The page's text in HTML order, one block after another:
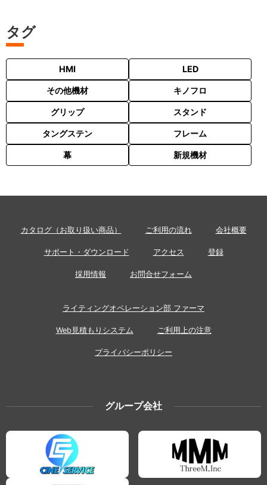
タグ
HMI LED
その他機材 キノフロ
グリップ スタンド
タングステン フレーム
幕 新規機材
カタログ（お取り扱い商品） ご利用の流れ 会社概要
サポート・ダウンロード アクセス 登録
採用情報 お問合せフォーム
ライティングオペレーション部 ファーマ
Web見積もりシステム ご利用上の注意
プライバシーポリシー
グループ会社